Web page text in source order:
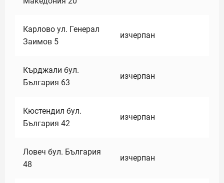
Карлово ул. Генерал
Заимов 5
изчерпан
Кърджали бул.
България 63
изчерпан
Кюстендил бул.
България 42
изчерпан
Ловеч бул. България
48
изчерпан